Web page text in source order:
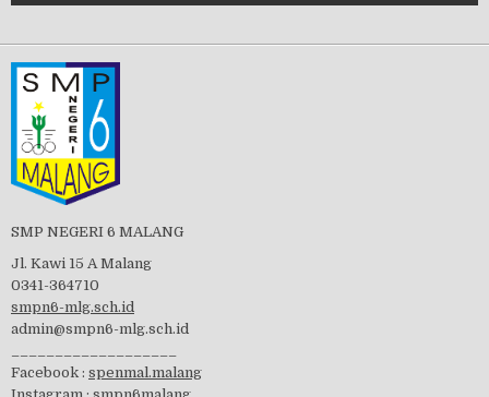
Tes Matrikulasi 2019
visitasi PPK 2019
SMP NEGERI 6 MALANG
Jl. Kawi 15 A Malang
0341-364710
smpn6-mlg.sch.id
admin@smpn6-mlg.sch.id
Facebook : spenmal.malang